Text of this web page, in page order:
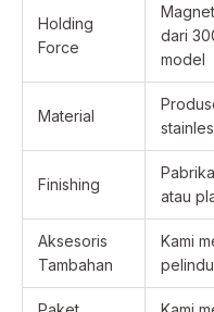
Holding
Force
dari
model
Material
Finishing
atau
Aksesoris
Tambahan
Kami